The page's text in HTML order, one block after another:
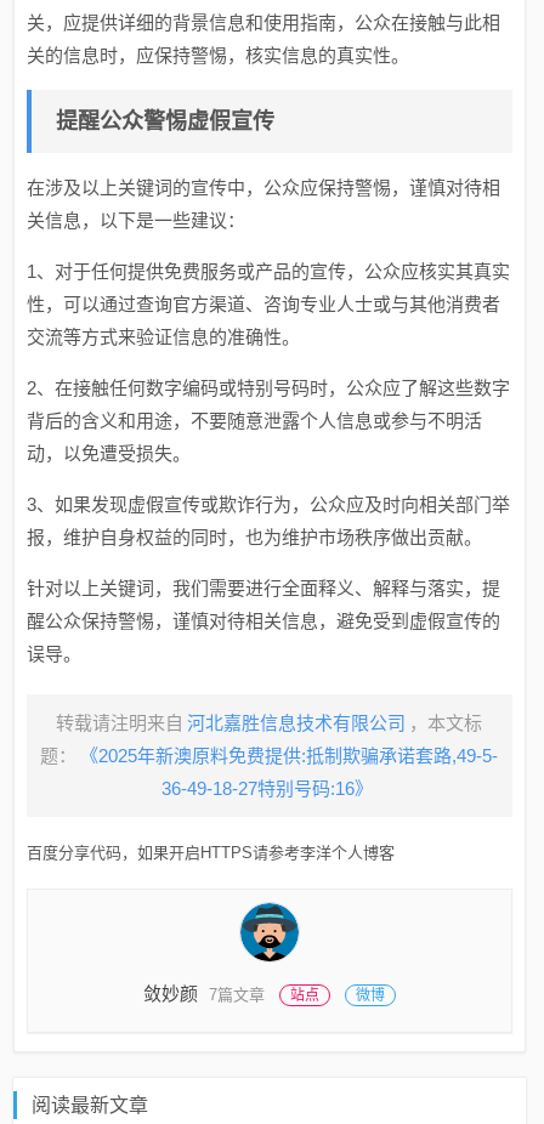
关，应提供详细的背景信息和使用指南，公众在接触与此相
关的信息时，应保持警惕，核实信息的真实性。
提醒公众警惕虚假宣传
在涉及以上关键词的宣传中，公众应保持警惕，谨慎对待相
关信息，以下是一些建议：
1、对于任何提供免费服务或产品的宣传，公众应核实其真实
性，可以通过查询官方渠道、咨询专业人士或与其他消费者
交流等方式来验证信息的准确性。
2、在接触任何数字编码或特别号码时，公众应了解这些数字
背后的含义和用途，不要随意泄露个人信息或参与不明活
动，以免遭受损失。
3、如果发现虚假宣传或欺诈行为，公众应及时向相关部门举
报，维护自身权益的同时，也为维护市场秩序做出贡献。
针对以上关键词，我们需要进行全面释义、解释与落实，提
醒公众保持警惕，谨慎对待相关信息，避免受到虚假宣传的
误导。
转载请注明来自 河北嘉胜信息技术有限公司 ，本文标
题：
《2025年新澳原料免费提供:抵制欺骗承诺套路,49-5-
36-49-18-27特别号码:16》
百度分享代码，如果开启HTTPS请参考李洋个人博客
敛妙颜 7篇文章 站点 微博
阅读最新文章